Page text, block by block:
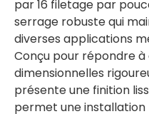
par 16 filetage par
serrage robuste qui
diverses applications
Conçu pour répondre
dimensionnelles
présente une finition
permet une